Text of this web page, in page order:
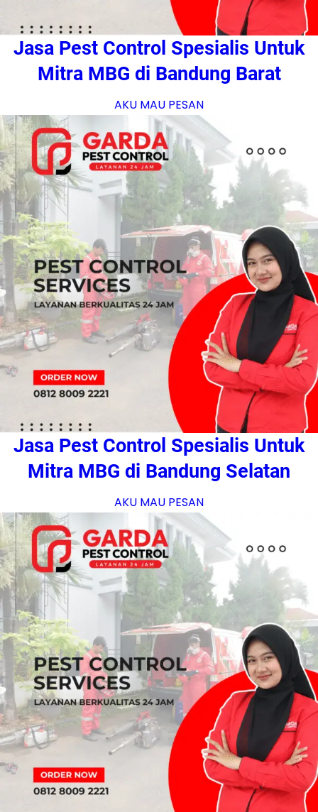
Jasa Pest Control Spesialis Untuk
Mitra MBG di Bandung Barat
AKU MAU PESAN
Jasa Pest Control Spesialis Untuk
Mitra MBG di Bandung Selatan
AKU MAU PESAN